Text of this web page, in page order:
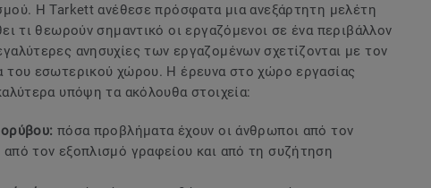
H Tarkett ανέθεσε πρόσφατα μια ανεξάρτητη μελέτη
τι θεωρούν σημαντικό οι εργαζόμενοι σε ένα περιβάλλον
ανησυχίες των εργαζομένων σχετίζονται με τoν
του εσωτερικού χώρου. Η έρευνα στο χώρο εργασίας
υπόψη τα ακόλουθα στοιχεία:
πόσα προβλήματα έχουν οι άνθρωποι από τον
τον εξοπλισμό γραφείου και από τη συζήτηση